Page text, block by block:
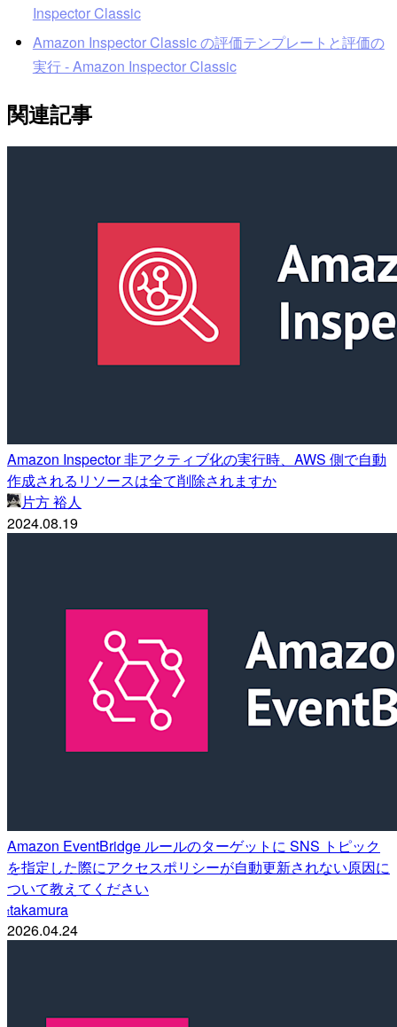
Inspector Classic
Amazon Inspector Classic の評価テンプレートと評価の
実行 - Amazon Inspector Classic
関連記事
Amazon Inspector 非アクティブ化の実行時、AWS 側で自動
作成されるリソースは全て削除されますか
片方 裕人
2024.08.19
Amazon EventBridge ルールのターゲットに SNS トピック
を指定した際にアクセスポリシーが自動更新されない原因に
ついて教えてください
ttakamura
2026.04.24